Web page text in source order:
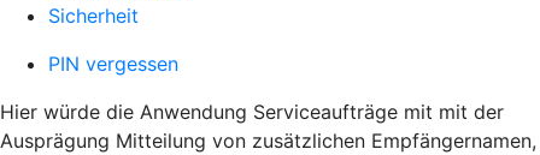
Sicherheit
PIN vergessen
Hier würde die Anwendung Serviceaufträge mit mit der
Ausprägung Mitteilung von zusätzlichen Empfängernamen,